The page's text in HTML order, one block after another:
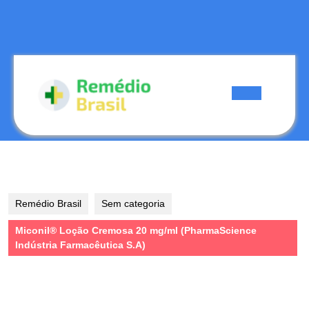
Remédio Brasil Sem categoria
Miconil® Loção Cremosa 20 mg/ml (PharmaScience
Indústria Farmacêutica S.A)